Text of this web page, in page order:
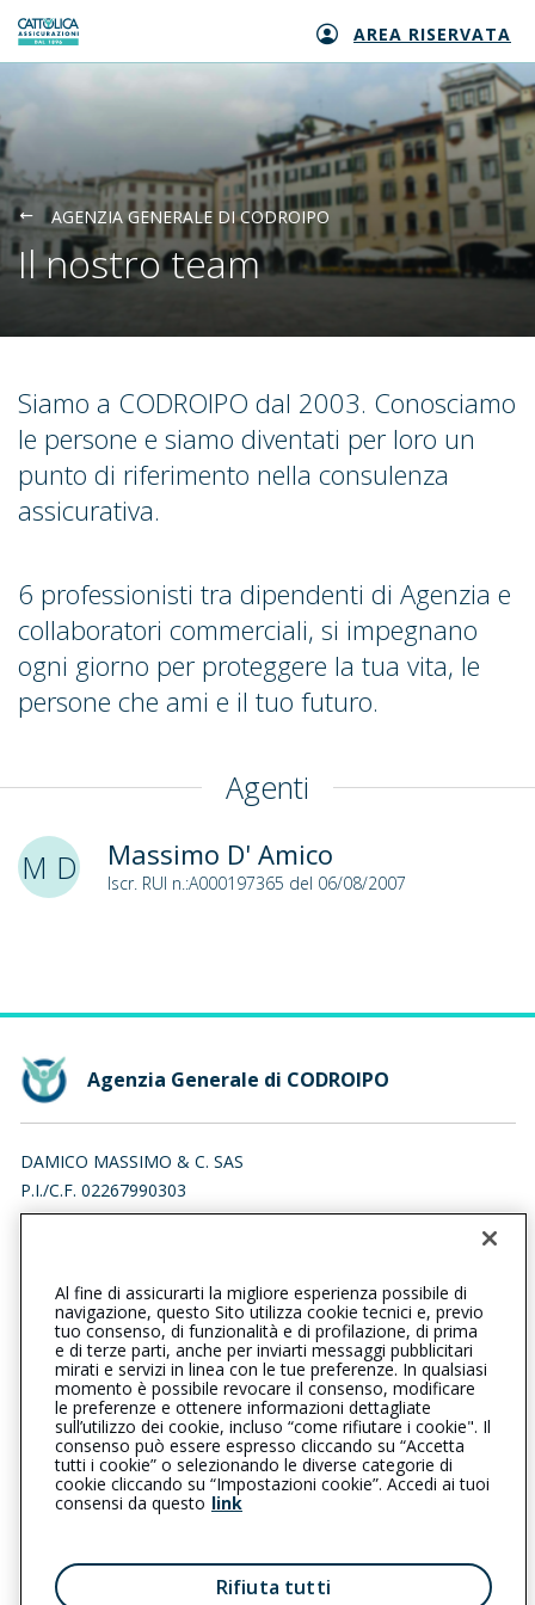
Generali logo AREA RISERVATA
AGENZIA GENERALE DI CODROIPO
Il nostro team
Siamo a CODROIPO dal 2003. Conosciamo
le persone e siamo diventati per loro un
punto di riferimento nella consulenza
assicurativa.
6 professionisti tra dipendenti di Agenzia e
collaboratori commerciali, si impegnano
ogni giorno per proteggere la tua vita, le
persone che ami e il tuo futuro.
Agenti
M D
Massimo D' Amico
Iscr. RUI n.:A000197365 del 06/08/2007
Agenzia Generale di CODROIPO
DAMICO MASSIMO & C. SAS
P.I./C.F. 02267990303
VIALE FRANCESCO DUODO 39/5, 33033 CODROIPO (UD)
0432904050 0432905652
codroipo@cattolica.it
damicomassimosas@pec.it
L’intermediario è soggetto al controllo dell’IVASS. Consulta il
Registro RUI al seguentelink
Privacy | Cookie |
Il Gruppo Generali
Al fine di assicurarti la migliore esperienza possibile di
navigazione, questo Sito utilizza cookie tecnici e, previo
tuo consenso, di funzionalità e di profilazione, di prima
e di terze parti, anche per inviarti messaggi pubblicitari
mirati e servizi in linea con le tue preferenze. In qualsiasi
momento è possibile revocare il consenso, modificare
le preferenze e ottenere informazioni dettagliate
sull’utilizzo dei cookie, incluso “come rifiutare i cookie". Il
consenso può essere espresso cliccando su “Accetta
tutti i cookie” o selezionando le diverse categorie di
cookie cliccando su “Impostazioni cookie”. Accedi ai tuoi
consensi da questo link
Rifiuta tutti